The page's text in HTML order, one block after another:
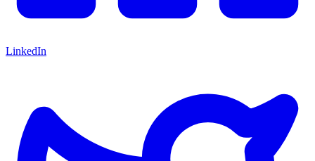
LinkedIn